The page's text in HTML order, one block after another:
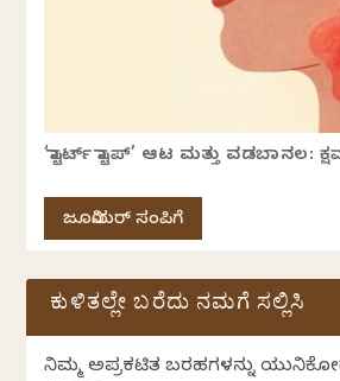
‘ಸ್ಟಾರ್ಟ್ ಸ್ಟಾಪ್’ ಆಟ ಮತ್ತು ವಡಬಾನಲ:
ಜೂನಿಯರ್ ಸಂಪಿಗೆ
ಕುಳಿತಲ್ಲೇ ಬರೆದು ನಮಗೆ ಸಲ್ಲಿಸಿ
ನಿಮ್ಮ ಅಪ್ರಕಟಿತ ಬರಹಗಳನ್ನು